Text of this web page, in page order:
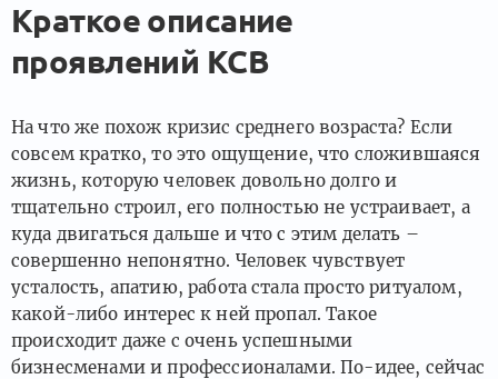
Краткое описание
проявлений КСВ
На что же похож кризис среднего возраста? Если
совсем кратко, то это ощущение, что сложившаяся
жизнь, которую человек довольно долго и
тщательно строил, его полностью не устраивает, а
куда двигаться дальше и что с этим делать –
совершенно непонятно. Человек чувствует
усталость, апатию, работа стала просто ритуалом,
какой-либо интерес к ней пропал. Такое
происходит даже с очень успешными
бизнесменами и профессионалами. По-идее, сейчас